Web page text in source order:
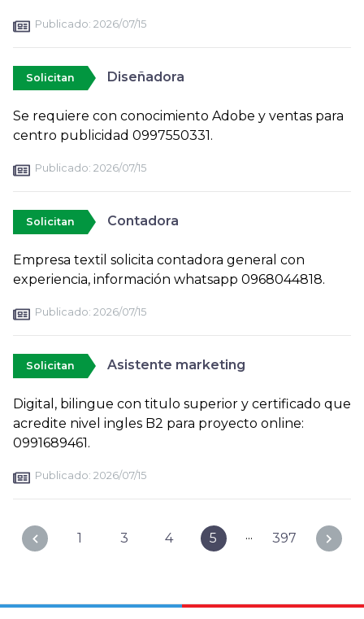
Publicado: 2026/07/15
Solicitan Diseñadora
Se requiere con conocimiento Adobe y ventas para
centro publicidad 0997550331.
Publicado: 2026/07/15
Solicitan Contadora
Empresa textil solicita contadora general con
experiencia, información whatsapp 0968044818.
Publicado: 2026/07/15
Solicitan Asistente marketing
Digital, bilingue con titulo superior y certificado que
acredite nivel ingles B2 para proyecto online:
0991689461.
Publicado: 2026/07/15
1 3 4 5 ... 397